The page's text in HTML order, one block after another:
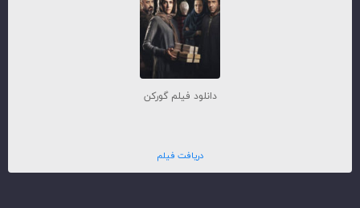
دانلود فیلم گورکن
دریافت فیلم